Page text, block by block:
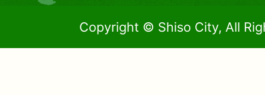
Copyright © Shiso City, All